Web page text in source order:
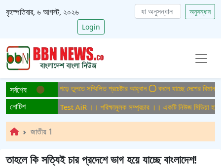
বৃহস্পতিবার, ৬ আগস্ট, ২০২৬
অনুসন্ধান
Login
সর্বশেষবাংলাদেশ গড়ে তুলতে সম্মিলিত প্রচেষ্টার আহ্বান বদলে যাচ্ছে দেশের বিমান ও
নোটিশ
সম্প্রচার ।। Test AiR ।। পরিক্ষামুলক সম্প্রচার ।। একটি নিউজ মিডিয়া
জাতীয় 1
তাহলে কি সত্যিই চার প্রদেশে ভাগ হয়ে যাচ্ছে বাংলাদেশ!